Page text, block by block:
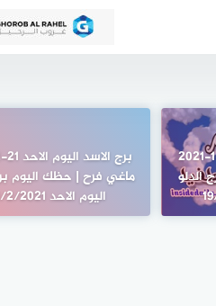
برج الدلو اليوم الثلاثاء 19-1-2021
الدلو
ماغي فرح | حظك اليوم
اليوم الاحد 21/2/2021